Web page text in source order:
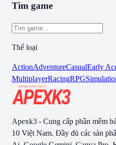
Tìm game
Thể loại
ActionAdventureCasualEarly
MultiplayerRacingRPG
Apexk3 - Cung cấp phần mềm
10 Việt Nam. Đầy đủ các sản